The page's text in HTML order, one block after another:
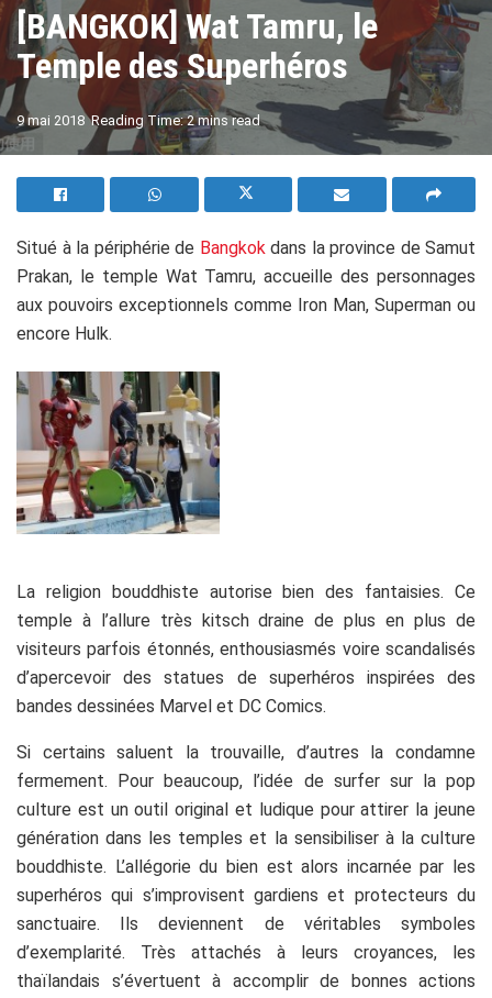
[BANGKOK] Wat Tamru, le
Temple des Superhéros
9 mai 2018 Reading Time: 2 mins read A
Situé à la périphérie de Bangkokdans la province de Samut
Prakan, le temple Wat Tamru, accueille des personnages
aux pouvoirs exceptionnels comme Iron Man, Superman ou
encore Hulk.
La religion bouddhiste autorise bien des fantaisies. Ce
temple à l’allure très kitsch draine de plus en plus de
visiteurs parfois étonnés, enthousiasmés voire scandalisés
d’apercevoir des statues de superhéros inspirées des
bandes dessinées Marvel et DC Comics.
Si certains saluent la trouvaille, d’autres la condamne
fermement. Pour beaucoup, l’idée de surfer sur la pop
culture est un outil original et ludique pour attirer la jeune
génération dans les temples et la sensibiliser à la culture
bouddhiste. L’allégorie du bien est alors incarnée par les
superhéros qui s’improvisent gardiens et protecteurs du
sanctuaire. Ils deviennent de véritables symboles
d’exemplarité. Très attachés à leurs croyances, les
thaïlandais s’évertuent à accomplir de bonnes actions